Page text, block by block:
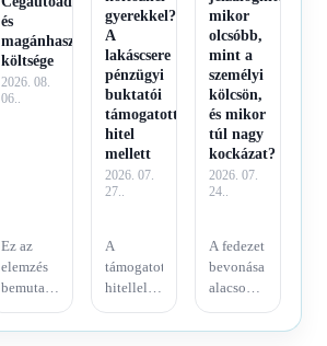
és
magánhasználat
költsége
2026. 08.
06..
Ez az
elemzés
bemutatja
a
hitelkiváltás
gyerekkel?
A
lakáscsere
pénzügyi
buktatói
támogatott
hitel
mellett
2026. 07.
27..
A
támogatott
hitellel
terhelt
otthon
mikor
olcsóbb,
mint a
személyi
kölcsön,
és mikor
túl nagy
kockázat?
2026. 07.
24..
A fedezet
bevonása
alacsonyabb
hitelárazást
eredményezhet,